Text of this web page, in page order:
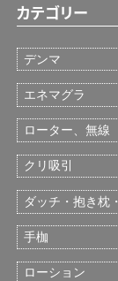
カテゴリー
デンマ
エネマグラ
ローター、無線
クリ吸引
ダッチ・抱き枕
手枷
ローション